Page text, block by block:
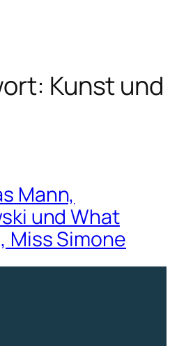
Kunst und
Mann,
und What
Miss Simone